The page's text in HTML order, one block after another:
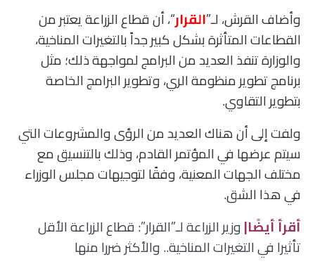
وأضاف القرش، لـ”القرار“، أن قطاع الزراعة يعتبر من
القطاعات المتأثرة بشكل كبير جداً بالتغيرات المناخية،
والوزارة تنفذ العديد من البرامج لمواجهة ذلك؛ مثل
برنامج تطوير منظومة الري، وتطوير البرامج الخاصة
بتطوير التقاوي.
ولفت إلى أن هناك العديد من الرؤى والمشروعات التي
سيتم عرضها في المؤتمر القادم، وذلك بالتنسيق مع
مختلف الجهات المعنية، وفقًا لتوجيهات مجلس الوزراء
في هذا الشق.
أقرأ أيضًا|وزير الزراعة لـ”القرار”: قطاع الزراعة الأقل
تأثيرا في التغيرات المناخية.. والأكثر ضررا منها